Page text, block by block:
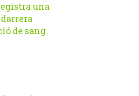
una
de sang